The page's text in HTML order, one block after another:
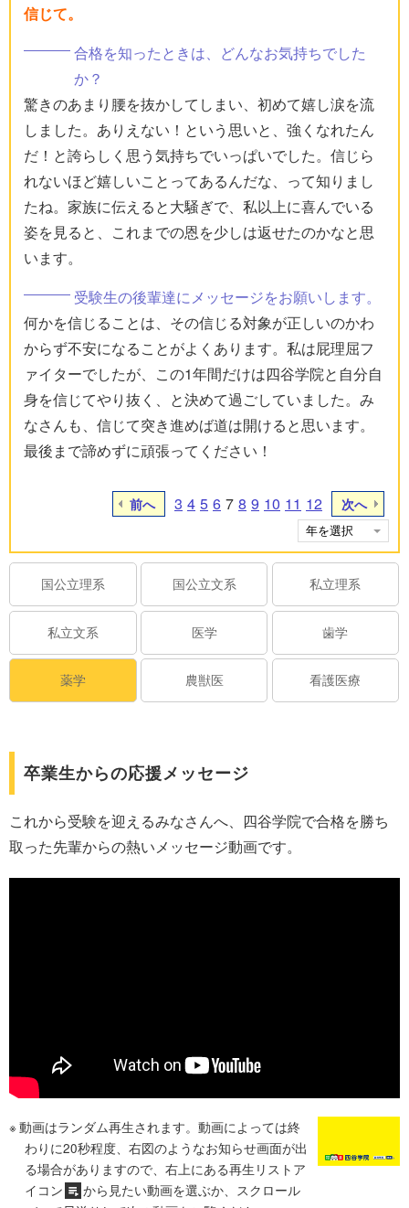
信じて。
合格を知ったときは、どんなお気持ちでした
か？
驚きのあまり腰を抜かしてしまい、初めて嬉し涙を流
しました。ありえない！という思いと、強くなれたん
だ！と誇らしく思う気持ちでいっぱいでした。信じら
れないほど嬉しいことってあるんだな、って知りまし
たね。家族に伝えると大騒ぎで、私以上に喜んでいる
姿を見ると、これまでの恩を少しは返せたのかなと思
います。
受験生の後輩達にメッセージをお願いします。
何かを信じることは、その信じる対象が正しいのかわ
からず不安になることがよくあります。私は屁理屈フ
ァイターでしたが、この1年間だけは四谷学院と自分自
身を信じてやり抜く、と決めて過ごしていました。み
なさんも、信じて突き進めば道は開けると思います。
最後まで諦めずに頑張ってください！
前へ 3 4 5 6 7 8 9 10 11 12 次へ
国公立理系 国公立文系 私立理系
私立文系 医学 歯学
薬学 農獣医 看護医療
卒業生からの応援メッセージ
これから受験を迎えるみなさんへ、四谷学院で合格を勝ち
取った先輩からの熱いメッセージ動画です。
動画はランダム再生されます。動画によっては終
わりに20秒程度、右図のようなお知らせ画面が出
る場合がありますので、右上にある再生リストア
イコン
から見たい動画を選ぶか、スクロール